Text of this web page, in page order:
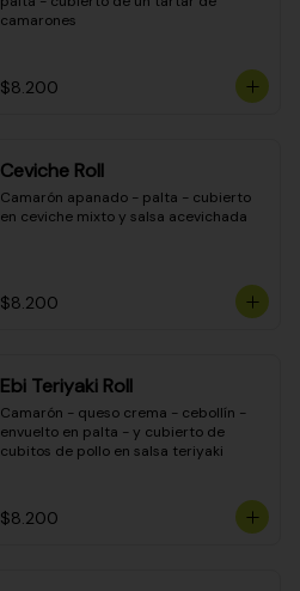
camarones
$8.200
Ceviche Roll
Camarón apanado - palta - cubierto
en ceviche mixto y salsa acevichada
$8.200
Ebi Teriyaki Roll
Camarón - queso crema - cebollín -
envuelto en palta - y cubierto de
cubitos de pollo en salsa teriyaki
$8.200